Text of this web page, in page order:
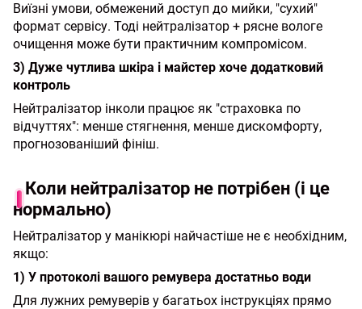
Виїзні умови, обмежений доступ до мийки, "сухий"
формат сервісу. Тоді нейтралізатор + рясне вологе
очищення може бути практичним компромісом.
3) Дуже чутлива шкіра і майстер хоче додатковий
контроль
Нейтралізатор інколи працює як "страховка по
відчуттях": менше стягнення, менше дискомфорту,
прогнозованіший фініш.
Коли нейтралізатор не потрібен (і це
нормально)
Нейтралізатор у манікюрі найчастіше не є необхідним,
якщо:
1) У протоколі вашого ремувера достатньо води
Для лужних ремуверів у багатьох інструкціях прямо